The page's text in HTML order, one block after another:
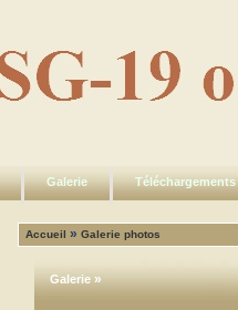
Galerie Téléchargements
Accueil »Galerie photos
Galerie »